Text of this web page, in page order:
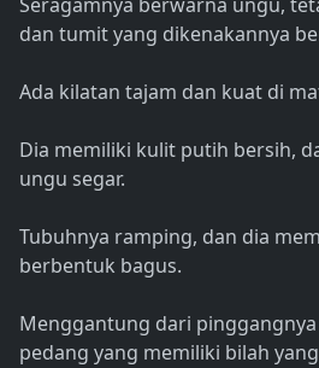
dan tumit yang dikenakannya
Ada kilatan tajam dan kuat di
Dia memiliki kulit putih bersih,
ungu segar.
Tubuhnya ramping, dan dia
berbentuk bagus.
Menggantung dari
pedang yang memiliki bilah